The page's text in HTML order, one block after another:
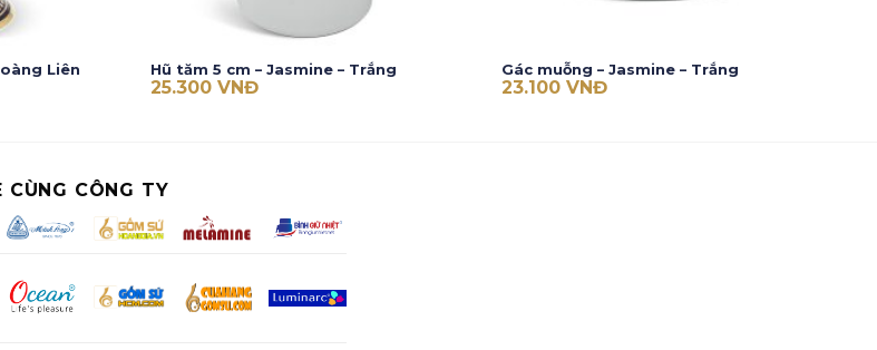
Liên Hũ tăm 5 cm – Jasmine – Trắng
25.300 VNĐ
Gác muỗng – Jasmine – Trắng
23.100 VNĐ
CÙNG CÔNG TY